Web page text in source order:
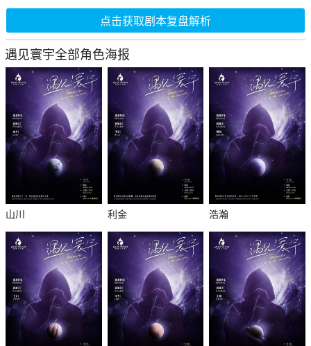
点击获取剧本复盘解析
遇见寰宇全部角色海报
山川 利金 浩瀚